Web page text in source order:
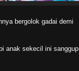
bergolok gadai demi
anak sekecil ini sanggup